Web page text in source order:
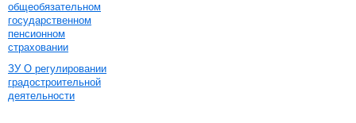
общеобязательном
государственном
пенсионном
страховании
ЗУ О регулировании
градостроительной
деятельности